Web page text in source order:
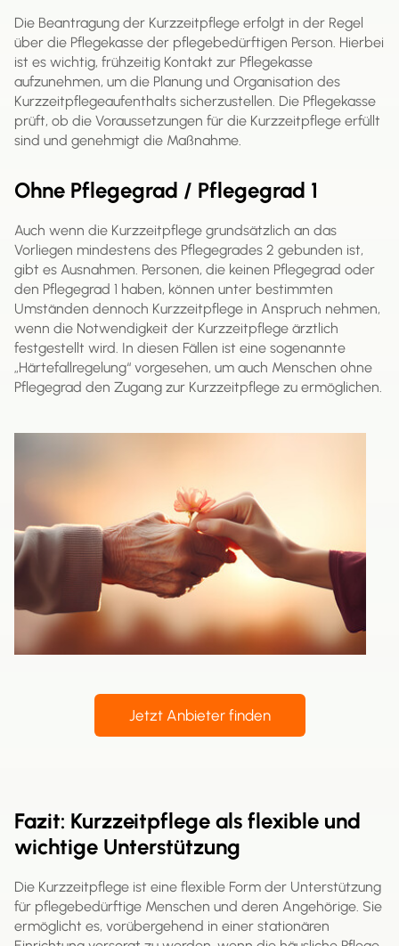
Die Beantragung der Kurzzeitpflege erfolgt in der Regel
über die Pflegekasse der pflegebedürftigen Person. Hierbei
ist es wichtig, frühzeitig Kontakt zur Pflegekasse
aufzunehmen, um die Planung und Organisation des
Kurzzeitpflegeaufenthalts sicherzustellen. Die Pflegekasse
prüft, ob die Voraussetzungen für die Kurzzeitpflege erfüllt
sind und genehmigt die Maßnahme.
Ohne Pflegegrad / Pflegegrad 1
Auch wenn die Kurzzeitpflege grundsätzlich an das
Vorliegen mindestens des Pflegegrades 2 gebunden ist,
gibt es Ausnahmen. Personen, die keinen Pflegegrad oder
den Pflegegrad 1 haben, können unter bestimmten
Umständen dennoch Kurzzeitpflege in Anspruch nehmen,
wenn die Notwendigkeit der Kurzzeitpflege ärztlich
festgestellt wird. In diesen Fällen ist eine sogenannte
„Härtefallregelung“ vorgesehen, um auch Menschen ohne
Pflegegrad den Zugang zur Kurzzeitpflege zu ermöglichen.
Fazit: Kurzzeitpflege als flexible und
wichtige Unterstützung
Die Kurzzeitpflege ist eine flexible Form der Unterstützung
für pflegebedürftige Menschen und deren Angehörige. Sie
ermöglicht es, vorübergehend in einer stationären
Jetzt Anbieter finden